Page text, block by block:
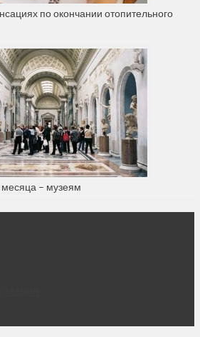
по окончании отопительного
– музеям